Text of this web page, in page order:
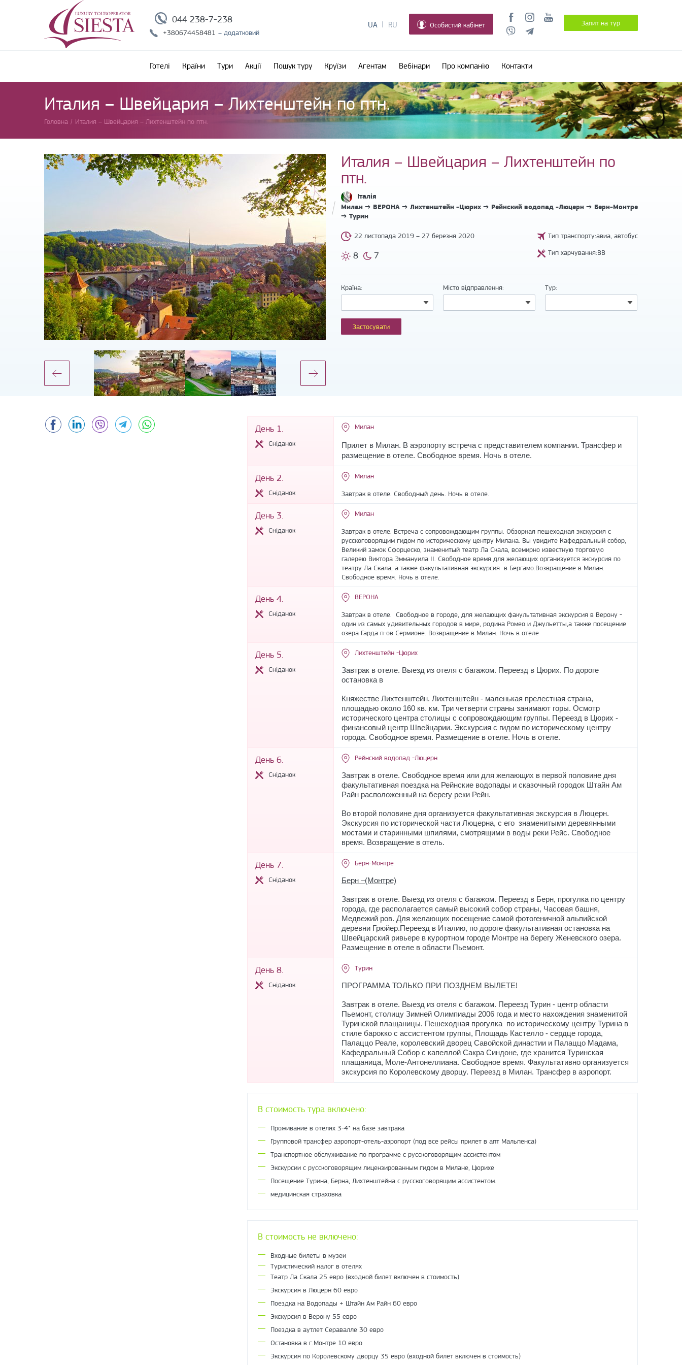
044 238-7-238
+380674458481 – додатковий
UA RU Особистий кабінет Запит на тур
Готелі Країни Тури Акції Пошук туру Круїзи Агентам Вебінари Про компанію Контакти
Италия – Швейцария – Лихтенштейн по птн.
Головна / Италия – Швейцария – Лихтенштейн по птн.
Италия – Швейцария – Лихтенштейн по
птн.
Італія
Милан → ВЕРОНА → Лихтенштейн -Цюрих → Рейнский водопад -Люцерн → Берн-Монтре
→ Турин
22 листопада 2019 – 27 березня 2020
8 7
Тип транспорту:авиа, автобус
Тип харчування:BB
Країна: Місто відправлення: Тур:
Facebook LinkedIn Viber Telegram
День 1.
Сніданок
Милан
Прилет в Милан. В аэропорту встреча с представителем компании. Трансфер и
размещение в отеле. Свободное время. Ночь в отеле.
День 2.
Сніданок
Милан
Завтрак в отеле. Свободный день. Ночь в отеле.
День 3.
Сніданок
Милан
Завтрак в отеле. Встреча с сопровождающим группы. Обзорная пешеходная экскурсия с
русскоговорящим гидом по историческому центру Милана. Вы увидите Кафедральный собор,
Великий замок Сфорцеско, знаменитый театр Ла Скала, всемирно известную торговую
галерею Виктора Эммануила II. Свободное время для желающих организуется экскурсия по
театру Ла Скала, а также факультативная экскурсия в Бергамо.Возвращение в Милан.
Свободное время. Ночь в отеле.
День 4.
Сніданок
ВЕРОНА
Завтрак в отеле. Свободное в городе, для желающих факультативная экскурсия в Верону -
один из самых удивительных городов в мире, родина Ромео и Джульетты,а также посещение
озера Гарда п-ов Сермионе. Возвращение в Милан. Ночь в отеле
День 5.
Сніданок
Лихтенштейн -Цюрих
Завтрак в отеле. Выезд из отеля с багажом. Переезд в Цюрих. По дороге
остановка в
Княжестве Лихтенштейн. Лихтенштейн - маленькая прелестная страна,
площадью около 160 кв. км. Три четверти страны занимают горы. Осмотр
исторического центра столицы с сопровождающим группы. Переезд в Цюрих -
финансовый центр Швейцарии. Экскурсия с гидом по историческому центру
города. Свободное время. Размещение в отеле. Ночь в отеле.
День 6.
Сніданок
Рейнский водопад -Люцерн
Завтрак в отеле. Свободное время или для желающих в первой половине дня
факультативная поездка на Рейнские водопады и сказочный городок Штайн Ам
Райн расположенный на берегу реки Рейн.
Во второй половине дня организуется факультативная экскурсия в Люцерн.
Экскурсия по исторической части Люцерна, с его знаменитыми деревянными
мостами и старинными шпилями, смотрящими в воды реки Рейс. Свободное
время. Возвращение в отель.
День 7.
Сніданок
Берн-Монтре
Берн –(Монтре)
Завтрак в отеле. Выезд из отеля с багажом. Переезд в Берн, прогулка по центру
города, где располагается самый высокий собор страны, Часовая башня,
Медвежий ров. Для желающих посещение самой фотогеничной альпийской
деревни Грюйер.Переезд в Италию, по дороге факультативная остановка на
Швейцарский ривьере в курортном городе Монтре на берегу Женевского озера.
Размещение в отеле в области Пьемонт.
День 8.
Сніданок
Турин
ПРОГРАММА ТОЛЬКО ПРИ ПОЗДНЕМ ВЫЛЕТЕ!
Завтрак в отеле. Выезд из отеля с багажом. Переезд Турин - центр области
Пьемонт, столицу Зимней Олимпиады 2006 года и место нахождения знаменитой
Туринской плащаницы. Пешеходная прогулка по историческому центру Турина в
стиле барокко с ассистентом группы, Площадь Кастелло - сердце города,
Палаццо Реале, королевский дворец Савойской династии и Палаццо Мадама,
Кафедральный Собор с капеллой Сакра Синдоне, где хранится Туринская
плащаница, Моле-Антонеллиана. Свободное время. Факультативно организуется
экскурсия по Королевскому дворцу. Переезд в Милан. Трансфер в аэропорт.
В стоимость тура включено:
Проживание в отелях 3-4* на базе завтрака
Групповой трансфер аэропорт-отель-аэропорт (под все рейсы прилет в апт Мальпенса)
Транспортное обслуживание по программе с русскоговорящим ассистентом
Экскурсии с русскоговорящим лицензированным гидом в Милане, Цюрихе
Посещение Турина, Берна, Лихтенштейна с русскоговорящим ассистентом.
медицинская страховка
В стоимость не включено:
Входные билеты в музеи
Туристический налог в отелях
Театр Ла Скала 25 евро (входной билет включен в стоимость)
Экскурсия в Люцерн 60 евро
Поездка на Водопады + Штайн Ам Райн 60 евро
Экскурсия в Верону 55 евро
Поездка в аутлет Серавалле 30 евро
Остановка в г.Монтре 10 евро
Экскурсия по Королевскому дворцу 35 евро (входной билет включен в стоимость)